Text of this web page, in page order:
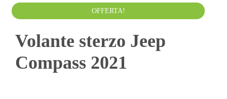
OFFERTA!
150.00€ IVA esclusa
Volante sterzo Jeep
Compass 2021